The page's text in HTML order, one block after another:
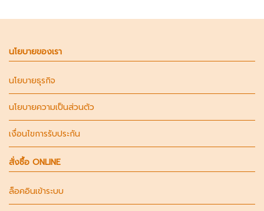
นโยบายของเรา
นโยบายธุรกิจ
นโยบายความเป็นส่วนตัว
เงื่อนไขการรับประกัน
สั่งซื้อ ONLINE
ล็อคอินเข้าระบบ